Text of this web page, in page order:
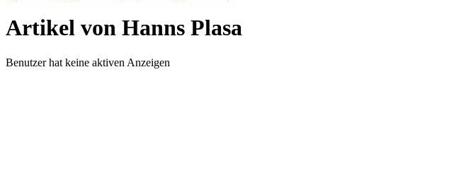
Artikel von Hanns Plasa
Benutzer hat keine aktiven Anzeigen